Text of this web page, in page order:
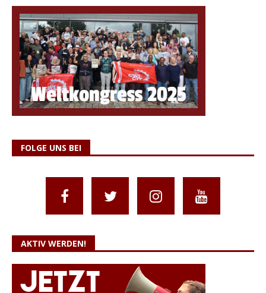
FOLGE UNS BEI
AKTIV WERDEN!